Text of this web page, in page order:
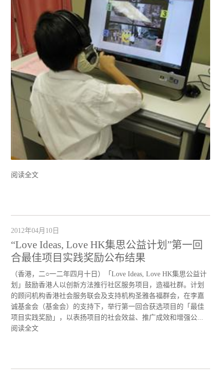
阅读全文
2012年04月10日
“Love Ideas, Love HK集思公益计划”第一回
合最佳项目实践奖励公布结果
（香港，二○一二年四月十日）「Love Ideas, Love HK集思公益计
划」鼓励香港人以创新方法推行社区服务项目，造福社群。计划
的顾问机构香港社会服务联会及支持机构圣雅各福群会，在李嘉
诚基金会（基金会）的支持下，举行第一回合获选项目的「最佳
项目实践奖励」，以表扬项目的社会效益、推广成效和增强公...
阅读全文